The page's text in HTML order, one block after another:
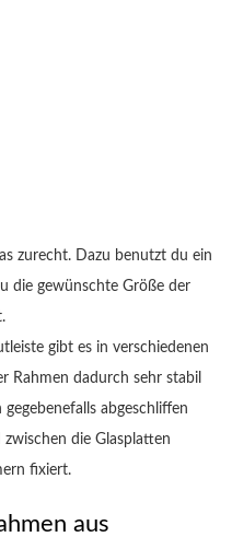
zurecht. Dazu benutzt du ein
die gewünschte Größe der
gibt es in verschiedenen
Rahmen dadurch sehr stabil
abgeschliffen
die Glasplatten
fixiert.
aus